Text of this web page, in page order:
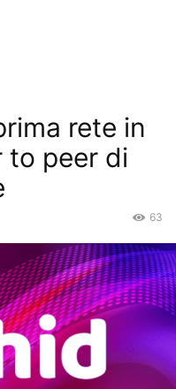
rete in
to peer di
63